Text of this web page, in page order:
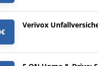
Verivox